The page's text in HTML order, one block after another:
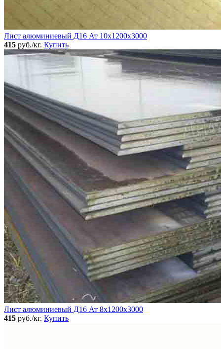
Лист алюминиевый Д16 Ат 10х1200х3000
415 руб./кг. Купить
Лист алюминиевый Д16 Ат 8х1200х3000
415 руб./кг. Купить